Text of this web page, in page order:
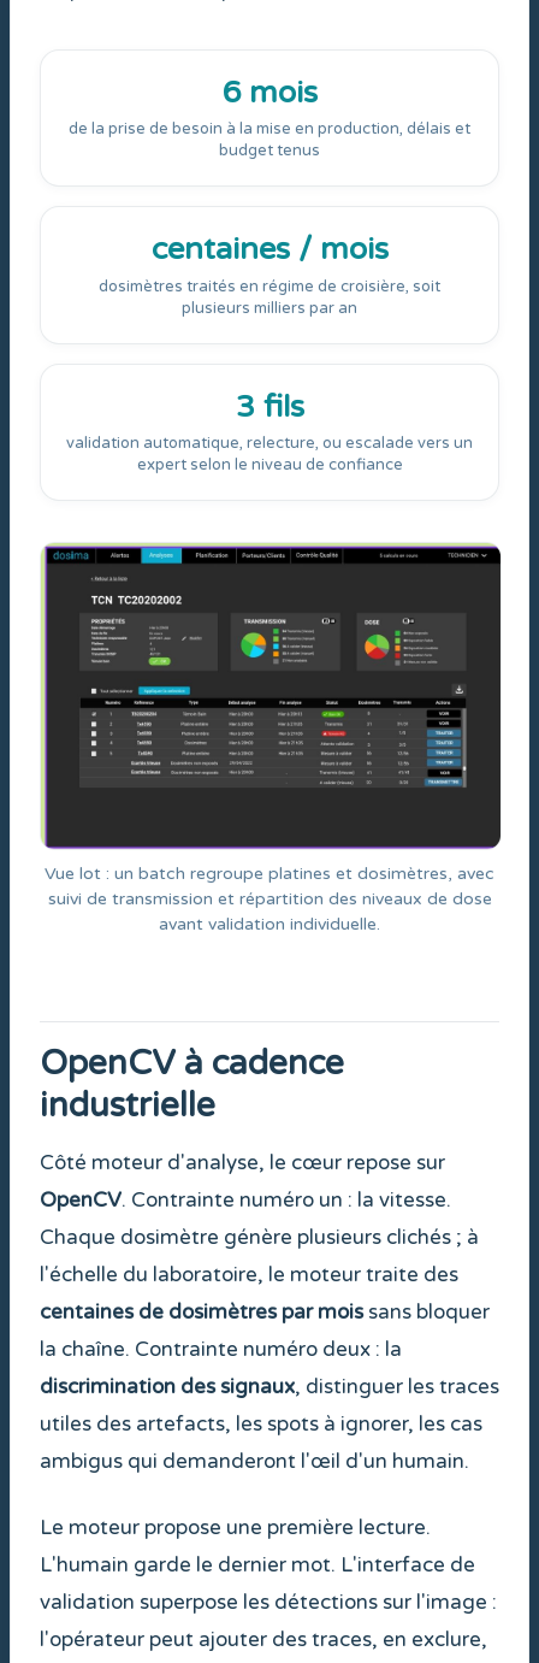
6 mois
de la prise de besoin à la mise en production, délais et
budget tenus
centaines / mois
dosimètres traités en régime de croisière, soit
plusieurs milliers par an
3 fils
validation automatique, relecture, ou escalade vers un
expert selon le niveau de confiance
Vue lot : un batch regroupe platines et dosimètres, avec
suivi de transmission et répartition des niveaux de dose
avant validation individuelle.
OpenCV à cadence
industrielle
Côté moteur d'analyse, le cœur repose sur
OpenCV. Contrainte numéro un : la vitesse.
Chaque dosimètre génère plusieurs clichés ; à
l'échelle du laboratoire, le moteur traite des
centaines de dosimètres par moissans bloquer
la chaîne. Contrainte numéro deux : la
discrimination des signaux, distinguer les traces
utiles des artefacts, les spots à ignorer, les cas
ambigus qui demanderont l'œil d'un humain.
Le moteur propose une première lecture.
L'humain garde le dernier mot. L'interface de
validation superpose les détections sur l'image :
l'opérateur peut ajouter des traces, en exclure,